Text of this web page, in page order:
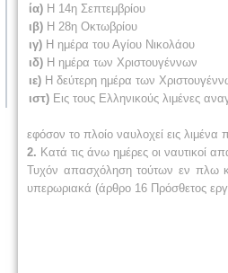
ία) Η 14η Σεπτεμβρίου
ιβ) Η 28η Οκτωβρίου
ιγ) Η ημέρα του Αγίου Νικολάου
ιδ) Η ημέρα των Χριστουγέννων
ιε) Η δεύτερη ημέρα των
ιστ) Εις τους Ελληνικούς λιμένες
εφόσον το πλοίο ναυλοχεί εις λιμένα
2. Κατά τις άνω ημέρες οι ναυτικοί
Τυχόν απασχόληση τούτων εν πλω
υπερωριακά (άρθρο 16 Πρόσθετος